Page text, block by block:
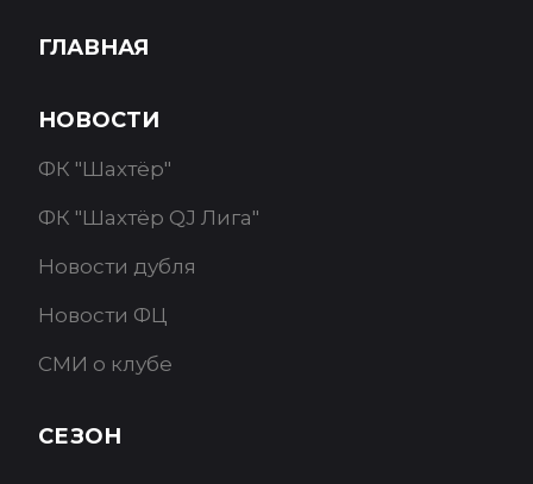
ГЛАВНАЯ
НОВОСТИ
ФК "Шахтёр"
ФК "Шахтёр QJ Лига"
Новости дубля
Новости ФЦ
СМИ о клубе
СЕЗОН